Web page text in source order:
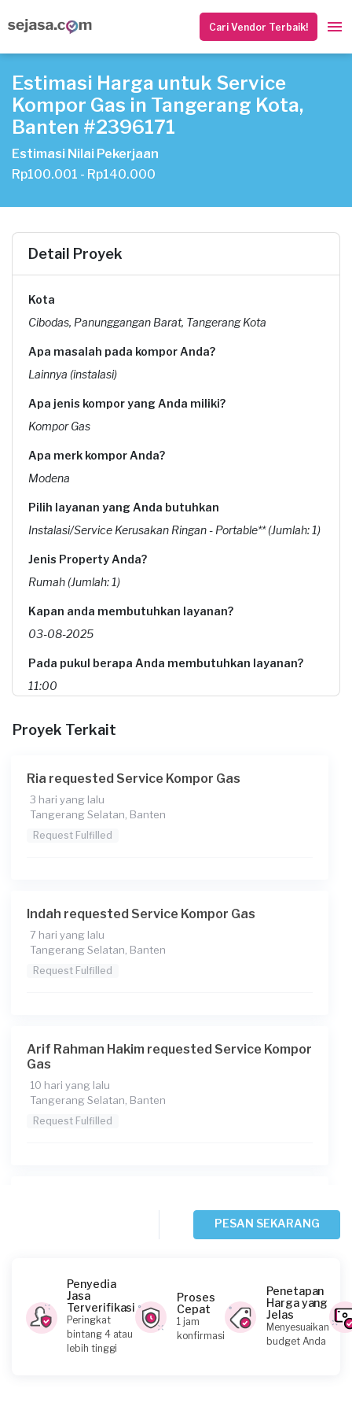
Cari Vendor Terbaik!
Estimasi Harga untuk Service
Kompor Gas in Tangerang Kota,
Banten #2396171
Estimasi Nilai Pekerjaan
Rp100.001 - Rp140.000
Detail Proyek
Kota
Cibodas, Panunggangan Barat, Tangerang Kota
Apa masalah pada kompor Anda?
Lainnya (instalasi)
Apa jenis kompor yang Anda miliki?
Kompor Gas
Apa merk kompor Anda?
Modena
Pilih layanan yang Anda butuhkan
Instalasi/Service Kerusakan Ringan - Portable** (Jumlah: 1)
Jenis Property Anda?
Rumah (Jumlah: 1)
Kapan anda membutuhkan layanan?
03-08-2025
Pada pukul berapa Anda membutuhkan layanan?
11:00
Rp125.000 + Rp11.000 (biaya layanan) + Rp3.700 (biaya
Catatan
Proyek Terkait
Ria requested Service Kompor Gas
3 hari yang lalu
Tangerang Selatan, Banten
Request Fulfilled
Indah requested Service Kompor Gas
7 hari yang lalu
Tangerang Selatan, Banten
Request Fulfilled
Arif Rahman Hakim requested Service Kompor
Gas
10 hari yang lalu
Tangerang Selatan, Banten
Request Fulfilled
Amin requested Service Kompor Gas
11 hari yang lalu
PESAN SEKARANG
Penyedia
Jasa
Terverifikasi
Peringkat
bintang 4 atau
lebih tinggi
Proses
Cepat
1 jam
konfirmasi
Penetapan
Harga yang
Jelas
Menyesuaikan
budget Anda